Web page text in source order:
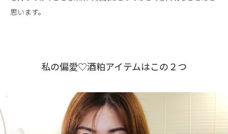
思います。
私の偏愛♡酒粕アイテムはこの２つ